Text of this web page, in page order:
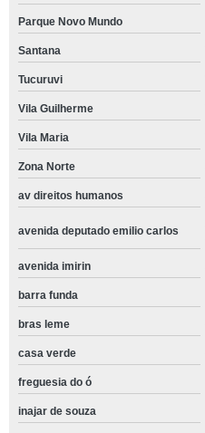
Parque Novo Mundo
Santana
Tucuruvi
Vila Guilherme
Vila Maria
Zona Norte
av direitos humanos
avenida deputado emilio carlos
avenida imirin
barra funda
bras leme
casa verde
freguesia do ó
inajar de souza